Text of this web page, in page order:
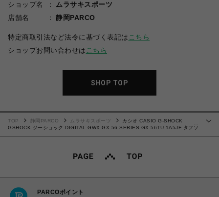
ショップ名
ムラサキスポーツ
店舗名
静岡PARCO
特定商取引法など法令に基づく表記は こちら
ショップお問い合わせは こちら
SHOP TOP
TOP 静岡PARCO ムラサキスポーツ
カシオ CASIO G-SHOCK
GSHOCK ジーショック DIGITAL GWX GX-56 SERIES GX-56TU-1A5JF タフソ
PARCOポイント